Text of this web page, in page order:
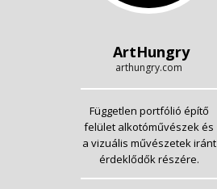
ArtHungry
arthungry.com
Független portfólió építő
felület alkotóművészek és
a vizuális művészetek iránt
érdeklődők részére.